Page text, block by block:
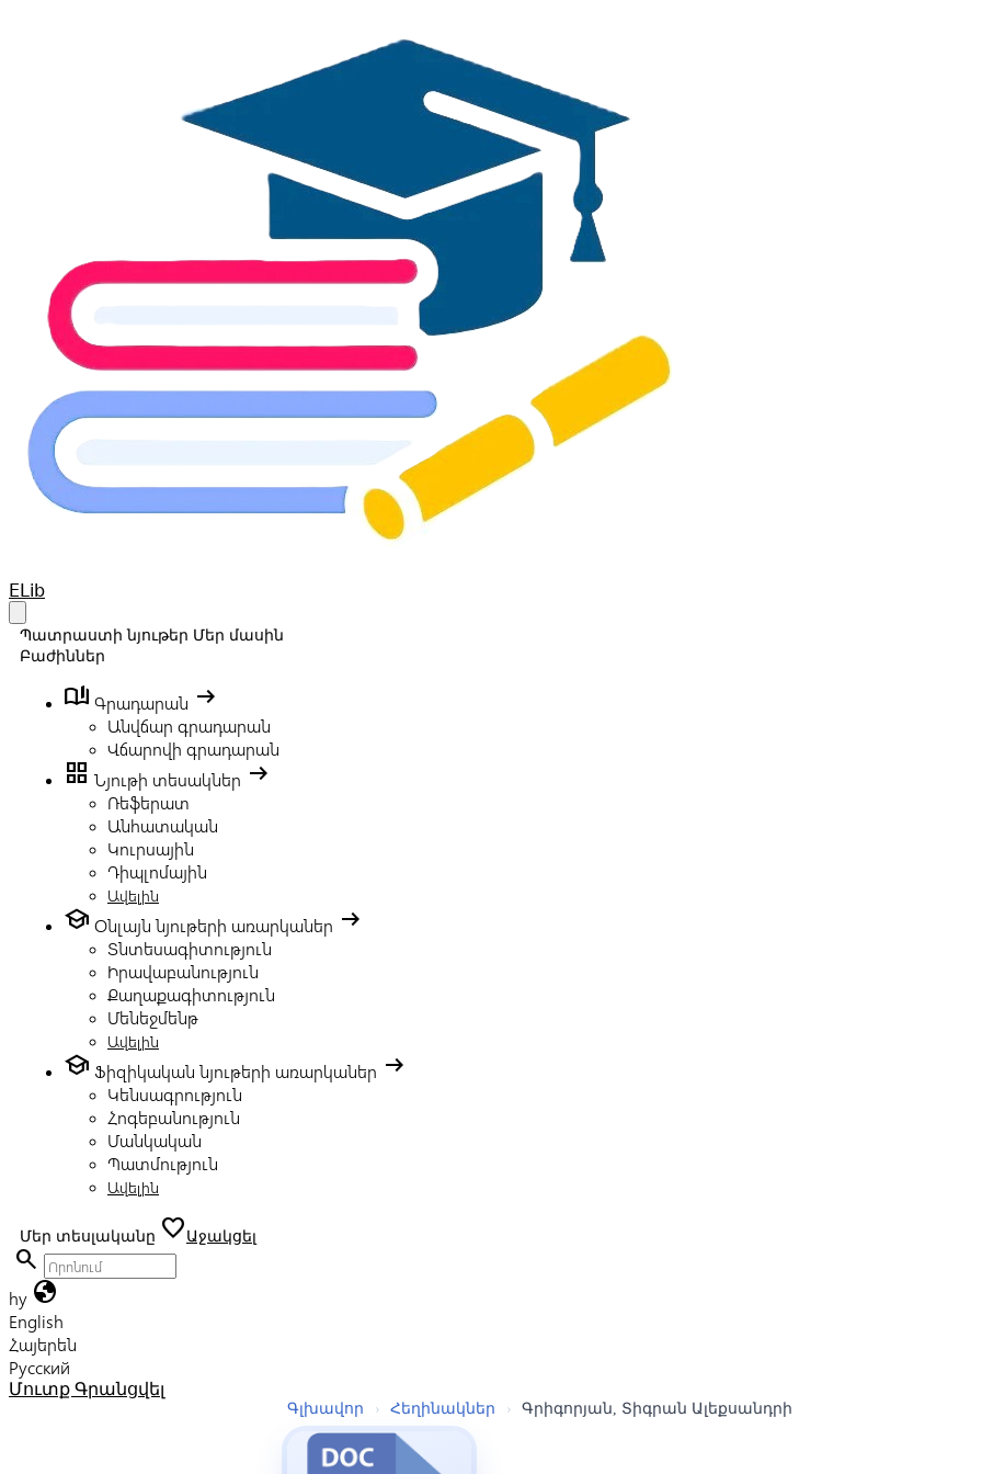
Your Company
ELib
Պատրաստի նյութեր Մեր մասին
Բաժիններ
book_ribbon Գրադարան arrow_right_alt
Անվճար գրադարան
Վճարովի գրադարան
grid_view Նյութի տեսակներ arrow_right_alt
Ռեֆերատ
Անհատական
Կուրսային
Դիպլոմային
Ավելին
school Օնլայն նյութերի առարկաներ arrow_right_alt
Տնտեսագիտություն
Իրավաբանություն
Քաղաքագիտություն
Մենեջմենթ
Ավելին
school Ֆիզիկական նյութերի առարկաներ arrow_right_alt
Կենսագրություն
Հոգեբանություն
Մանկական
Պատմություն
Ավելին
Մեր տեսլականը favoriteԱջակցել
search
hy globe
English
Հայերեն
Русский
Մուտք Գրանցվել
Գլխավոր › Հեղինակներ › Գրիգորյան, Տիգրան Ալեքսանդրի